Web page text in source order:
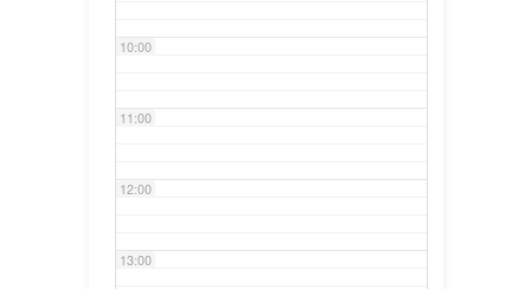
10:00
11:00
12:00
13:00